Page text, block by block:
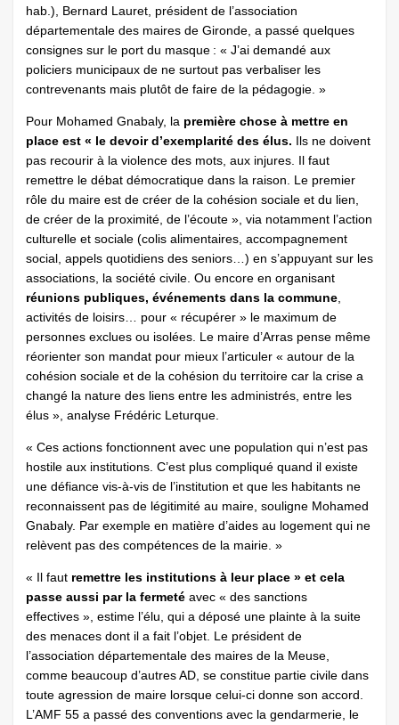
hab.), Bernard Lauret, président de l’association
départementale des maires de Gironde, a passé quelques
consignes sur le port du masque : « J’ai demandé aux
policiers municipaux de ne surtout pas verbaliser les
contrevenants mais plutôt de faire de la pédagogie. »
Pour Mohamed Gnabaly, la première chose à mettre en
place est « le devoir d’exemplarité des élus. Ils ne doivent
pas recourir à la violence des mots, aux injures. Il faut
remettre le débat démocratique dans la raison. Le premier
rôle du maire est de créer de la cohésion sociale et du lien,
de créer de la proximité, de l’écoute », via notamment l’action
culturelle et sociale (colis alimentaires, accompagnement
social, appels quotidiens des seniors…) en s’appuyant sur les
associations, la société civile. Ou encore en organisant
réunions publiques, événements dans la commune,
activités de loisirs… pour « récupérer » le maximum de
personnes exclues ou isolées. Le maire d’Arras pense même
réorienter son mandat pour mieux l’articuler « autour de la
cohésion sociale et de la cohésion du territoire car la crise a
changé la nature des liens entre les administrés, entre les
élus », analyse Frédéric Leturque.
« Ces actions fonctionnent avec une population qui n’est pas
hostile aux institutions. C’est plus compliqué quand il existe
une défiance vis-à-vis de l’institution et que les habitants ne
reconnaissent pas de légitimité au maire, souligne Mohamed
Gnabaly. Par exemple en matière d’aides au logement qui ne
relèvent pas des compétences de la mairie. »
« Il faut remettre les institutions à leur place » et cela
passe aussi par la fermeté avec « des sanctions
effectives », estime l’élu, qui a déposé une plainte à la suite
des menaces dont il a fait l’objet. Le président de
l’association départementale des maires de la Meuse,
comme beaucoup d’autres AD, se constitue partie civile dans
toute agression de maire lorsque celui-ci donne son accord.
L’AMF 55 a passé des conventions avec la gendarmerie, le